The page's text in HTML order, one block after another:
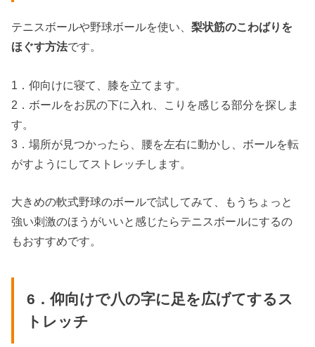
テニスボールや野球ボールを使い、梨状筋のこわばりを
ほぐす方法です。
1．仰向けに寝て、膝を立てます。
2．ボールをお尻の下に入れ、こりを感じる部分を探しま
す。
3．場所が見つかったら、腰を左右に動かし、ボールを転
がすようにしてストレッチします。
大きめの軟式野球のボールで試してみて、もうちょっと
強い刺激のほうがいいと感じたらテニスボールにするの
もおすすめです。
6．仰向けで八の字に足を広げてするス
トレッチ